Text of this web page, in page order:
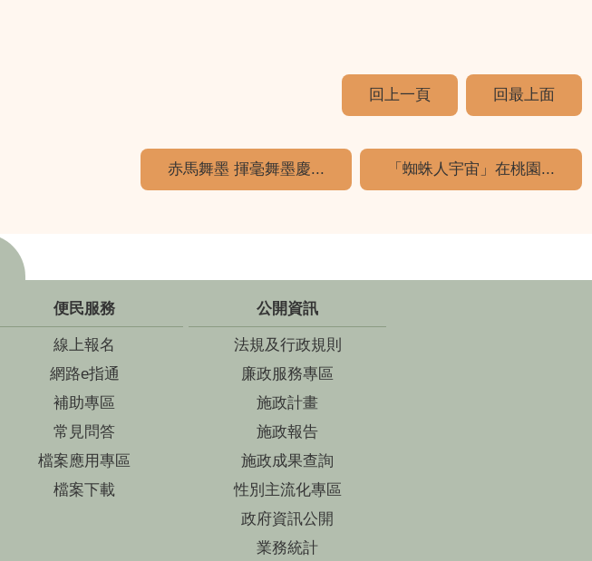
回上一頁 回最上面
赤馬舞墨 揮毫舞墨慶... 「蜘蛛人宇宙」在桃園...
便民服務
線上報名
網路e指通
補助專區
常見問答
檔案應用專區
檔案下載
公開資訊
法規及行政規則
廉政服務專區
施政計畫
施政報告
施政成果查詢
性別主流化專區
政府資訊公開
業務統計